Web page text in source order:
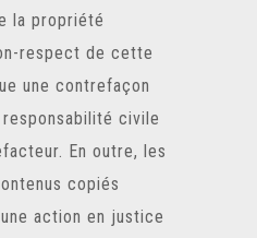
la propriété
respect de cette
une contrefaçon
civile
En outre, les
copiés
action en justice